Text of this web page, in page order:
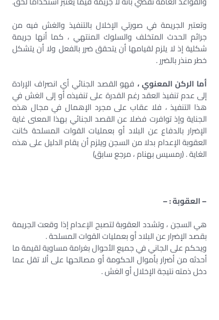
وتعتبر الجريمة في صورتي الإخلال بالتنفيذ والغش فيه من
جرائم الحدث المتخلف والسلوك المنتهي ، كما أنها جريمة
شكلية إذ لا يلزم لقيامها أن يتحقق ضرر بالفعل ولا أن يتشكل
خطر منذر بالضرر .
أما الركن المعنوي ،فهو القصد الجنائي أي انصراف الإرادة
إلى عدم تنفيذ العقد رغم القدرة على تنفيذه أو إلى الغش في
هذا التنفيذ ، فلا عقاب على مجرد الإهمال في مجال هذه
الجناية وإذ توافرت فضلا عن القصد الجنائي بهذا المعنى غاية
الإضرار بالدفاع عن البلاد أو بعمليات القوات المسلحة كانت
العقوبة الإعدام بدلا من السجن ويلزم أن يقام الدليل على هذه
الغاية . (رمسيس بهنام ، مرجع سابق)
– العقوبة : –
هي السجن ، وتشدد العقوبة لتصبح الإعدام إذا وقعت الجريمة
بقصد الإضرار عن البلاد أو بعمليات القوات المسلحة .
ويحكم على الجاني في جميع الأحوال بغرامة مساوية لقيمة ما
أحدثه من أضرار بأموال الحكومة أو مصالحها على ألا تقل عما
دخل ذمته نتيجة الإخلال أو الغش .